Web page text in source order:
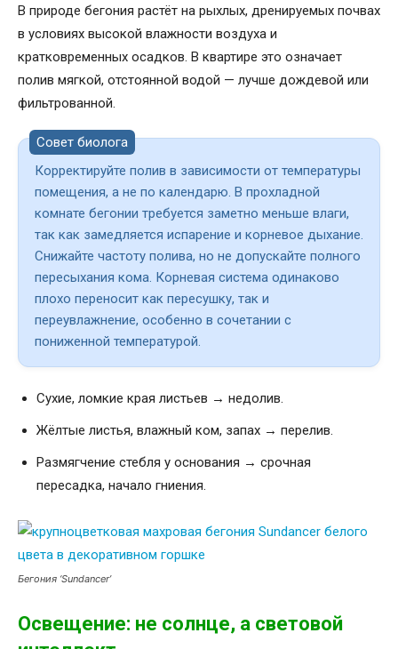
В природе бегония растёт на рыхлых, дренируемых почвах
в условиях высокой влажности воздуха и
кратковременных осадков. В квартире это означает
полив мягкой, отстоянной водой — лучше дождевой или
фильтрованной.
Совет биолога
Корректируйте полив в зависимости от температуры
помещения, а не по календарю. В прохладной
комнате бегонии требуется заметно меньше влаги,
так как замедляется испарение и корневое дыхание.
Снижайте частоту полива, но не допускайте полного
пересыхания кома. Корневая система одинаково
плохо переносит как пересушку, так и
переувлажнение, особенно в сочетании с
пониженной температурой.
Сухие, ломкие края листьев → недолив.
Жёлтые листья, влажный ком, запах → перелив.
Размягчение стебля у основания → срочная
пересадка, начало гниения.
Бегония ‘Sundancer’
Освещение: не солнце, а световой